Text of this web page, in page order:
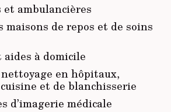
ambulancières
maisons de repos et de soins
à domicile
en hôpitaux,
et de blanchisserie
d’imagerie médicale